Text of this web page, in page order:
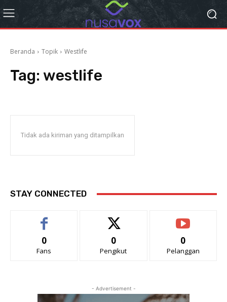
Beranda Topik Westlife
Tag: westlife
Tidak ada kiriman yang ditampilkan
STAY CONNECTED
0
Fans
0
Pengikut
0
Pelanggan
- Advertisement -